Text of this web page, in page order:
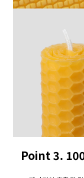
Point 3.